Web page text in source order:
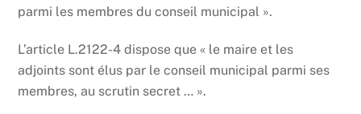
parmi les membres du conseil municipal ».
L’article L.2122-4 dispose que « le maire et les
adjoints sont élus par le conseil municipal parmi ses
membres, au scrutin secret … ».